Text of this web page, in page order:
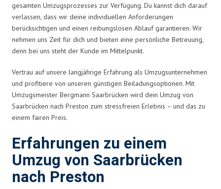
gesamten Umzugsprozesses zur Verfügung. Du kannst dich darauf
verlassen, dass wir deine individuellen Anforderungen
berücksichtigen und einen reibungslosen Ablauf garantieren. Wir
nehmen uns Zeit für dich und bieten eine persönliche Betreuung,
denn bei uns steht der Kunde im Mittelpunkt.
Vertrau auf unsere langjährige Erfahrung als Umzugsunternehmen
und profitiere von unseren günstigen Beiladungsoptionen. Mit
Umzugsmeister Bergmann Saarbrücken wird dein Umzug von
Saarbrücken nach Preston zum stressfreien Erlebnis – und das zu
einem fairen Preis.
Erfahrungen zu einem
Umzug von Saarbrücken
nach Preston